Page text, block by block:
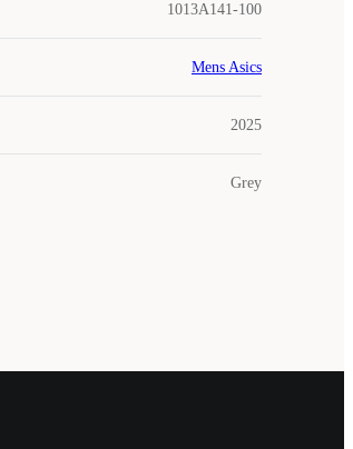
1013A141-100
Mens Asics
2025
Grey